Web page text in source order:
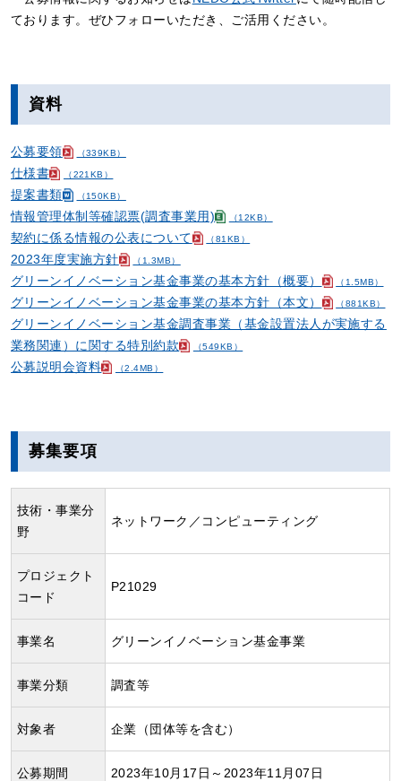
ております。ぜひフォローいただき、ご活用ください。
資料
公募要領 （339KB）
仕様書 （221KB）
提案書類 （150KB）
情報管理体制等確認票(調査事業用) （12KB）
契約に係る情報の公表について （81KB）
2023年度実施方針 （1.3MB）
グリーンイノベーション基金事業の基本方針（概要） （1.5MB）
グリーンイノベーション基金事業の基本方針（本文） （881KB）
グリーンイノベーション基金調査事業（基金設置法人が実施する
業務関連）に関する特別約款
（549KB）
公募説明会資料 （2.4MB）
募集要項
技術・事業分
野
ネットワーク／コンピューティング
プロジェクト
コード
P21029
事業名 グリーンイノベーション基金事業
事業分類 調査等
対象者 企業（団体等を含む）
公募期間 2023年10月17日～2023年11月07日